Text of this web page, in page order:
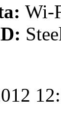
Wi-